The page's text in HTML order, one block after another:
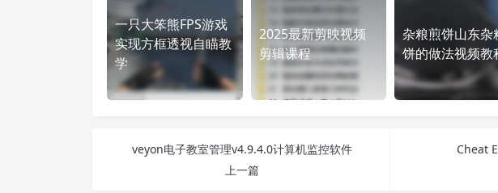
一只大笨熊FPS游戏
实现方框透视自瞄教
学
2025最新剪映视频
剪辑课程
杂粮煎饼山东杂
饼的做法视频教
veyon电子教室管理v4.9.4.0计算机监控软件
上一篇
Cheat